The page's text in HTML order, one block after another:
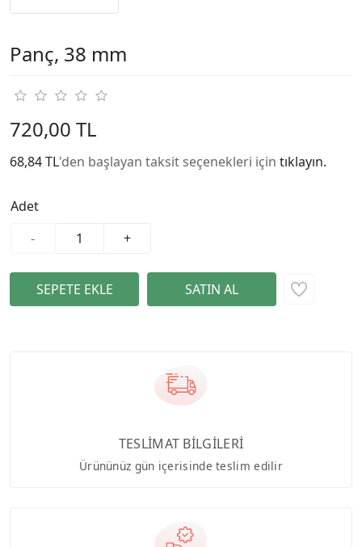
Panç, 38 mm
720,00 TL
68,84 TL'den başlayan taksit seçenekleri için tıklayın.
Adet
-
+
TESLİMAT BİLGİLERİ
Ürününüz gün içerisinde teslim edilir